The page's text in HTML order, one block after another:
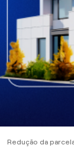
Redução da